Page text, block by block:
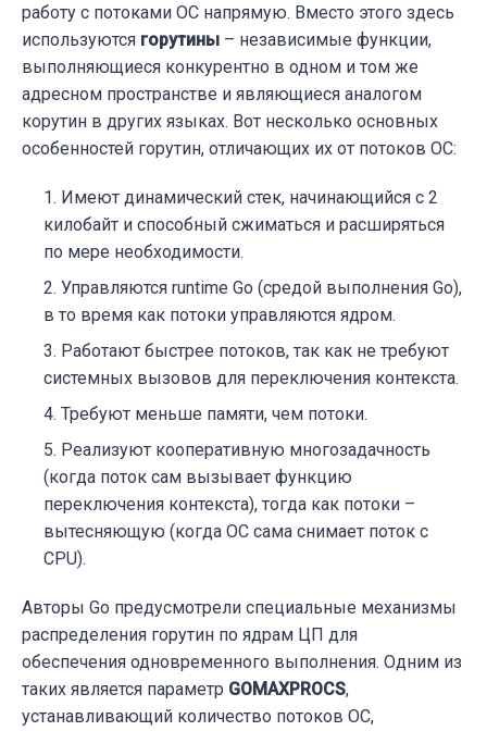
работу с потоками ОС напрямую. Вместо этого здесь
используются горутины – независимые функции,
выполняющиеся конкурентно в одном и том же
адресном пространстве и являющиеся аналогом
корутин в других языках. Вот несколько основных
особенностей горутин, отличающих их от потоков ОС:
Имеют динамический стек, начинающийся с 2
килобайт и способный сжиматься и расширяться
по мере необходимости.
Управляются runtime Go (средой выполнения Go),
в то время как потоки управляются ядром.
Работают быстрее потоков, так как не требуют
системных вызовов для переключения контекста.
Требуют меньше памяти, чем потоки.
Реализуют кооперативную многозадачность
(когда поток сам вызывает функцию
переключения контекста), тогда как потоки –
вытесняющую (когда ОС сама снимает поток с
CPU).
Авторы Go предусмотрели специальные механизмы
распределения горутин по ядрам ЦП для
обеспечения одновременного выполнения. Одним из
таких является параметр GOMAXPROCS,
устанавливающий количество потоков ОС,